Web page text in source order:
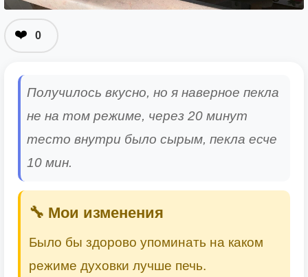
❤️ 0
Получилось вкусно, но я наверное пекла
не на том режиме, через 20 минут
тесто внутри было сырым, пекла есче
10 мин.
🔧 Мои изменения
Было бы здорово упоминать на каком
режиме духовки лучше печь.